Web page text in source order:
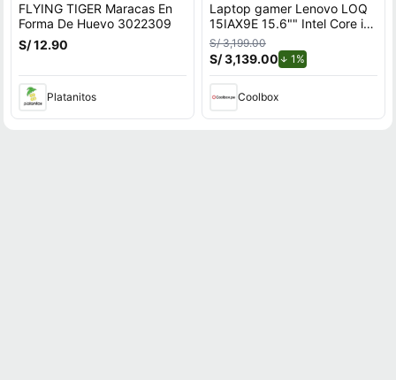
FLYING TIGER Maracas En
Forma De Huevo 3022309
S/ 12.90
Platanitos
Laptop gamer Lenovo LOQ
15IAX9E 15.6"" Intel Core i5,
512GB SSD, 8GB RAM,
Windows 11 Home, gris
S/ 3,199.00
S/ 3,139.00 1%de descuento.
Coolbox